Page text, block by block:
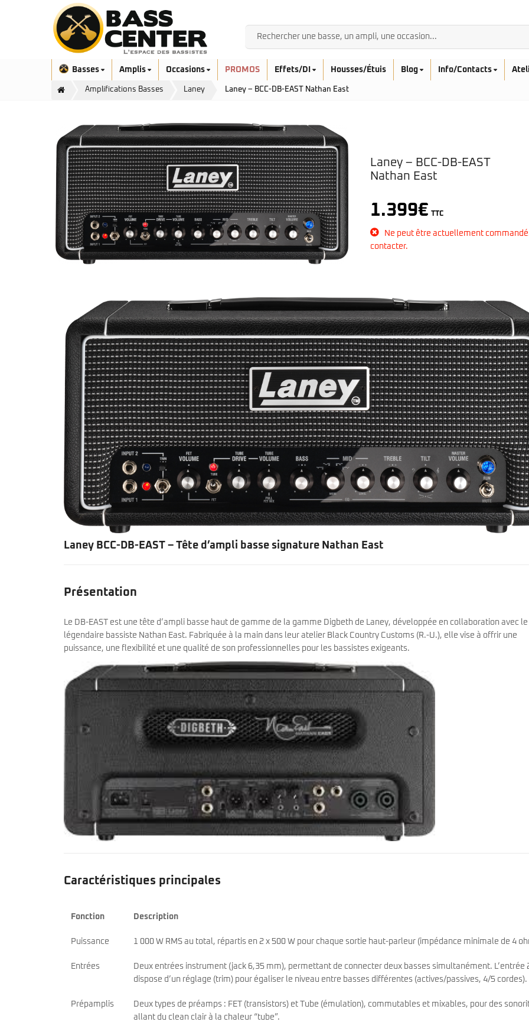
Basses
Aquilina Exclusivité
Ashdown
Bacchus
Cort
Danelectro
Duvoisin
Fender
American Ultra II
American Vintage II
Artist Series
Vintera III
Nouveau
Vintera II
Player II
Made in Japan
Standard
Nouveau
Gold Foil
Flight
Godin
Guild
Gretsch
GMR Exclusivité
Bassforce
Hagstrom
Höfner
Ibanez
Serie EHB
Serie SR
Serie SR Mezzo
Serie Talman
Lakland
Marcus Miller Sire
Serie F10
Serie M2
Serie P5
Serie P7
Serie U5
Serie V3
Serie V5
Serie V7
Serie Z3
Markbass
Marleaux
Music Man
Prodipe
Rickenbacker
Sadowsky
Sandberg
Squier
Affinity
Serie Mini
Classic Vibe Mustang
Classic Vibe Telecaster
Paranormal
Sterling by Music Man
Série Stingray Short Scale
Serie Stingray Ray2 Intro Series
Serie Stingray Ray4/5
Serie Stingray Ray24/25
Serie Stingray Ray34/35
Warwick / Rockbass
Yamaha
Serie BB
Serie TRB
Serie TRBX
Signature
BASSES UKULÉLÉS
Cordoba
Fender
Kala
Ortega
Amplis Occasions PROMOS Effets/DI Housses/Étuis Blog Info/Contacts
Amplifications Basses Laney Laney – BCC-DB-EAST Nathan East
Laney – BCC-DB-EAST
Nathan East
1.399€ TTC
Ne peut être actuellement
contacter.
Laney BCC-DB-EAST – Tête d’ampli basse signature Nathan East
Présentation
Le DB-EAST est une tête d’ampli basse haut de gamme de la gamme Digbeth de Laney, développée en collaboration avec le
légendaire bassiste Nathan East. Fabriquée à la main dans leur atelier Black Country Customs (R.-U.), elle vise à offrir une
puissance, une flexibilité et une qualité de son professionnelles pour les bassistes exigeants.
Caractéristiques principales
Fonction Description
Puissance 1 000 W RMS au total, répartis en 2 x 500 W pour chaque sortie haut-parleur (impédance minimale de 4
Entrées
Deux entrées instrument (jack 6,35 mm), permettant de connecter deux basses simultanément. L’entrée
dispose d’un réglage (trim) pour égaliser le niveau entre basses différentes (actives/passives, 4/5 cordes).
Prépamplis
Deux types de préamps : FET (transistors) et Tube (émulation), commutables et mixables, pour des
allant du clean clair à la chaleur “tube”.